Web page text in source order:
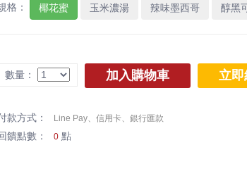
格： 椰花蜜 玉米濃湯 辣味墨西哥 醇黑
數量： 加入購物車 立即
款方式： Line Pay、信用卡、銀行匯款
饋點數： 0點